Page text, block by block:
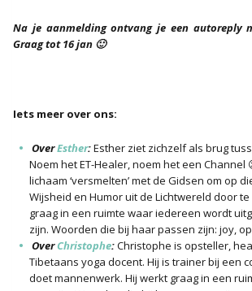
Na je aanmelding ontvang je een autoreply
Graag tot 16 jan 🙂
Iets meer over ons:
OverEsther:Esther ziet zichzelf als brug
Noem het ET-Healer, noem het een Channel
lichaam ‘versmelten’ met de Gidsen om op
Wijsheid en Humor uit de Lichtwereld door
graag in een ruimte waar iedereen wordt
zijn. Woorden die bij haar passen zijn: joy,
OverChristophe:Christophe is opsteller,
Tibetaans yoga docent. Hij is trainer bij een
doet mannenwerk. Hij werkt graag in een